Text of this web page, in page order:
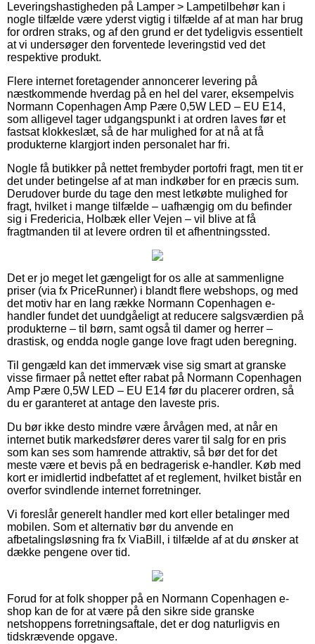
Leveringshastigheden på Lamper > Lampetilbehør kan i
nogle tilfælde være yderst vigtig i tilfælde af at man har brug
for ordren straks, og af den grund er det tydeligvis essentielt
at vi undersøger den forventede leveringstid ved det
respektive produkt.
Flere internet foretagender annoncerer levering på
næstkommende hverdag på en hel del varer, eksempelvis
Normann Copenhagen Amp Pære 0,5W LED – EU E14,
som alligevel tager udgangspunkt i at ordren laves før et
fastsat klokkeslæt, så de har mulighed for at nå at få
produkterne klargjort inden personalet har fri.
Nogle få butikker på nettet frembyder portofri fragt, men tit er
det under betingelse af at man indkøber for en præcis sum.
Derudover burde du tage den mest letkøbte mulighed for
fragt, hvilket i mange tilfælde – uafhængig om du befinder
sig i Fredericia, Holbæk eller Vejen – vil blive at få
fragtmanden til at levere ordren til et afhentningssted.
Det er jo meget let gængeligt for os alle at sammenligne
priser (via fx PriceRunner) i blandt flere webshops, og med
det motiv har en lang række Normann Copenhagen e-
handler fundet det uundgåeligt at reducere salgsværdien på
produkterne – til børn, samt også til damer og herrer –
drastisk, og endda nogle gange love fragt uden beregning.
Til gengæld kan det immervæk vise sig smart at granske
visse firmaer på nettet efter rabat på Normann Copenhagen
Amp Pære 0,5W LED – EU E14 før du placerer ordren, så
du er garanteret at antage den laveste pris.
Du bør ikke desto mindre være årvågen med, at når en
internet butik markedsfører deres varer til salg for en pris
som kan ses som hamrende attraktiv, så bør det for det
meste være et bevis på en bedragerisk e-handler. Køb med
kort er imidlertid indbefattet af et reglement, hvilket bistår en
overfor svindlende internet forretninger.
Vi foreslår generelt handler med kort eller betalinger med
mobilen. Som et alternativ bør du anvende en
afbetalingsløsning fra fx ViaBill, i tilfælde af at du ønsker at
dække pengene over tid.
Forud for at folk shopper på en Normann Copenhagen e-
shop kan de for at være på den sikre side granske
netshoppens forretningsaftale, det er dog naturligvis en
tidskrævende opgave.